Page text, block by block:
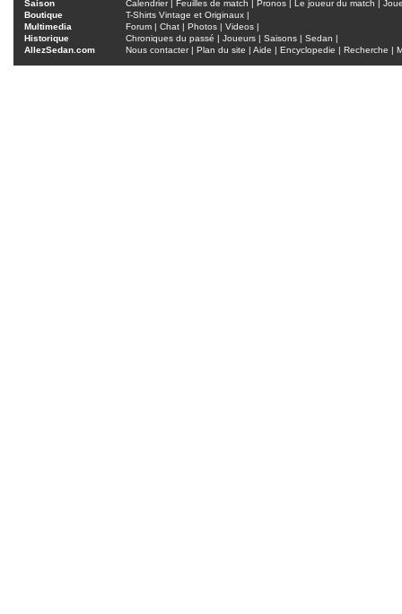
Saison Calendrier| Feuilles de match Pronos Le joueur du match
Boutique
T-Shirts Vintage et Originaux |
Multimedia
Forum | Chat | Photos | Videos |
Historique
Chroniques du passé | Joueurs | Saisons | Sedan |
AllezSedan.com
Nous contacter| Plan du site | Aide | Encyclopedie | Recherche |